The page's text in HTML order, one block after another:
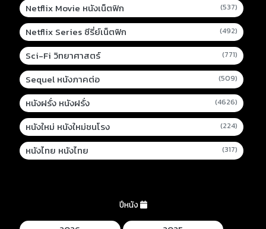
Netflix Movie หนังเน็ตฟิก (537)
Netflix Series ซีรี่ย์เน็ตฟิก (492)
Sci-Fi วิทยาศาสตร์ (771)
Sequel หนังภาคต่อ (509)
หนังฝรั่ง หนังฝรั่ง (4626)
หนังใหม่ หนังใหม่ชนโรง (224)
หนังไทย หนังไทย (317)
ปีหนัง